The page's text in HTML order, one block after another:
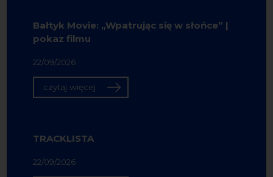
Bałtyk Movie: „Wpatrując się w słońce” |
pokaz filmu
22/09/2026
czytaj więcej
TRACKLISTA
22/09/2026